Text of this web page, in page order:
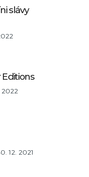
slávy
2022
12. 2021